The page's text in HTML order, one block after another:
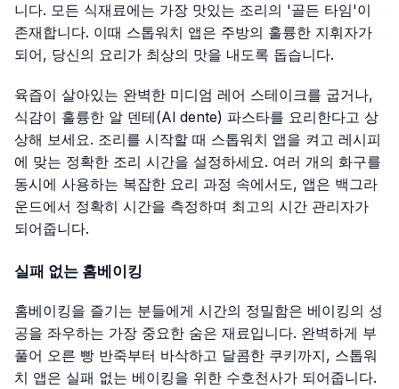
니다. 모든 식재료에는 가장 맛있는 조리의 '골든 타임'이
존재합니다. 이때 스톱워치 앱은 주방의 훌륭한 지휘자가
되어, 당신의 요리가 최상의 맛을 내도록 돕습니다.
육즙이 살아있는 완벽한 미디엄 레어 스테이크를 굽거나,
식감이 훌륭한 알 덴테(Al dente) 파스타를 요리한다고 상
상해 보세요. 조리를 시작할 때 스톱워치 앱을 켜고 레시피
에 맞는 정확한 조리 시간을 설정하세요. 여러 개의 화구를
동시에 사용하는 복잡한 요리 과정 속에서도, 앱은 백그라
운드에서 정확히 시간을 측정하며 최고의 시간 관리자가
되어줍니다.
실패 없는 홈베이킹
홈베이킹을 즐기는 분들에게 시간의 정밀함은 베이킹의 성
공을 좌우하는 가장 중요한 숨은 재료입니다. 완벽하게 부
풀어 오른 빵 반죽부터 바삭하고 달콤한 쿠키까지, 스톱워
치 앱은 실패 없는 베이킹을 위한 수호천사가 되어줍니다.